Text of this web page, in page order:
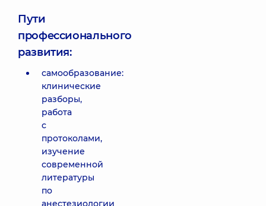
Пути
профессионального
развития:
самообразование:
клинические
разборы,
работа
с
протоколами,
изучение
современной
литературы
по
анестезиологии